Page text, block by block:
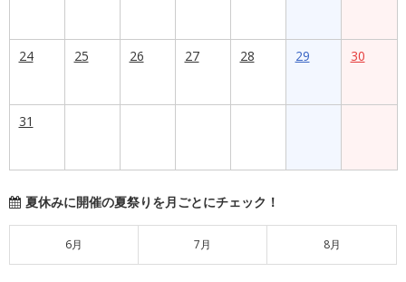
24 25 26 27 28 29 30
31
夏休みに開催の夏祭りを月ごとにチェック！
6月 7月 8月